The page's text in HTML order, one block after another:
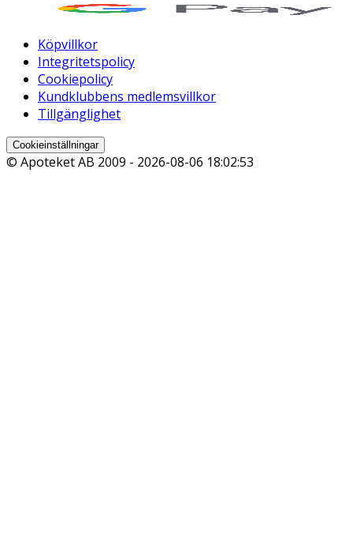
Köpvillkor
Integritetspolicy
Cookiepolicy
Kundklubbens medlemsvillkor
Tillgänglighet
Cookieinställningar
© Apoteket AB 2009 - 2026-08-06 18:02:53